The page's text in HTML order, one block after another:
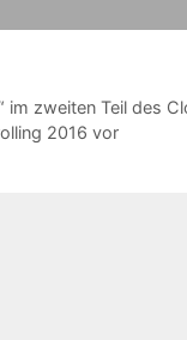
zweiten Teil des
2016 vor